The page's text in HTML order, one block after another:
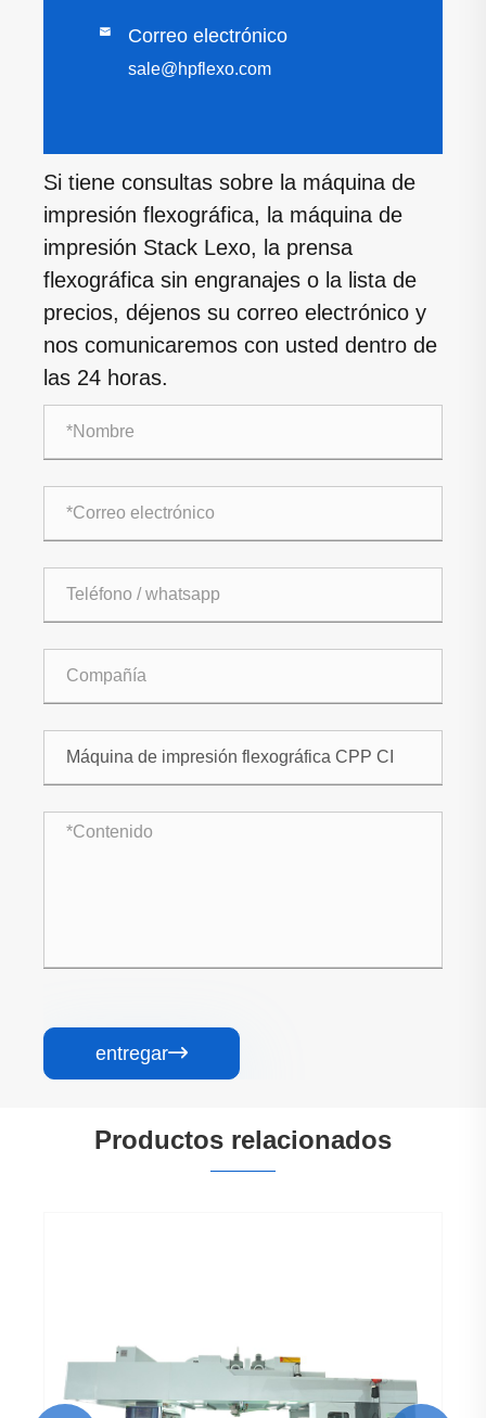
 Correo electrónico
sale@hpflexo.com
Si tiene consultas sobre la máquina de
impresión flexográfica, la máquina de
impresión Stack Lexo, la prensa
flexográfica sin engranajes o la lista de
precios, déjenos su correo electrónico y
nos comunicaremos con usted dentro de
las 24 horas.
entregar
Productos relacionados